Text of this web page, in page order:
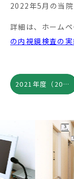
2022年5月の当
詳細は、ホーム
の内視鏡検査の
2021年度（2021年4月～2022年3月）の当院の内視鏡検査の実績を公開しました。
Previous